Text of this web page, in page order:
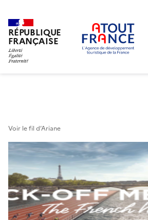
Aller
au
contenu
RÉPUBLIQUE
FRANÇAISE
Voir le fil d’Ariane